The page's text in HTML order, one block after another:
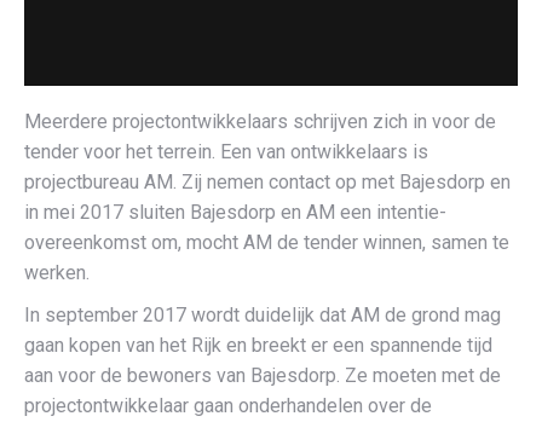
Meerdere projectontwikkelaars schrijven zich in voor de
tender voor het terrein. Een van ontwikkelaars is
projectbureau AM. Zij nemen contact op met Bajesdorp en
in mei 2017 sluiten Bajesdorp en AM een intentie-
overeenkomst om, mocht AM de tender winnen, samen te
werken.
In september 2017 wordt duidelijk dat AM de grond mag
gaan kopen van het Rijk en breekt er een spannende tijd
aan voor de bewoners van Bajesdorp. Ze moeten met de
projectontwikkelaar gaan onderhandelen over de